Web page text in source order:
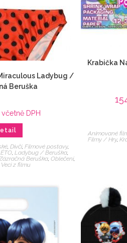
Ladybug /
Beruška
včetně DPH
, Dívčí, Filmové postavy,
, Ladybug / Beruška,
Beruška, Oblečení,
Veci z filmu
Krabička
Animované
Filmy / Hry,